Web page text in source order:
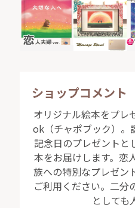
妥協しない特別な贈り物で
添えましょう。
ショップコメント
オリジナル絵本をプレ
ok（チャポブック）。
記念日のプレゼントと
本をお届けします。恋
族への特別なプレゼン
ご利用ください。二分
としても